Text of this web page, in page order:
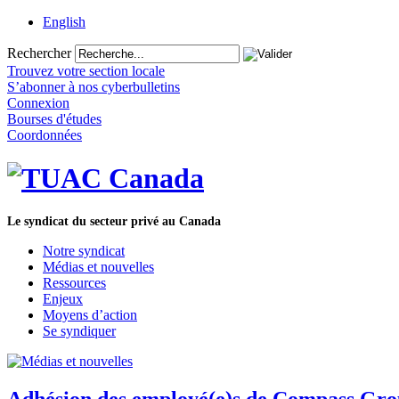
English
Rechercher
Trouvez votre section locale
S’abonner à nos cyberbulletins
Connexion
Bourses d'études
Coordonnées
Le syndicat du secteur privé au Canada
Notre syndicat
Médias et nouvelles
Ressources
Enjeux
Moyens d’action
Se syndiquer